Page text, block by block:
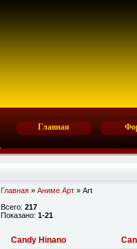
Главная
Главная » Аниме Арт » Art
Всего: 217
Показано: 1-21
Candy Hinano